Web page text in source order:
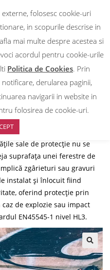
0
SI
PROTEC 4 C
solvent Protect 4 C oferă o
etichetelor pe geamuri
sale de protecție nu se
suprafața unei ferestre de
zgârieturi sau gravuri
instalat și înlocuit fiind
oferind protecție prin
de explozie sau impact
EN45545-1 nivel HL3.
🔍
folosesc cookie-uri
in scopurile descrise in
mai multe despre acestea si
acordul pentru cookie-urile
Politica de Cookies. Prin
derularea paginii,
navigarii in website in
folosirea de cookie-uri.